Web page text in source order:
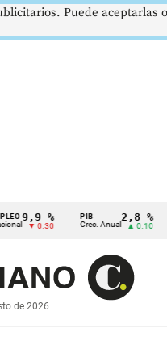
% PIB
Crec. Anual
2,8 %
▲ 0.10
TRM
Tasa
de 2026
Puede aceptarlas